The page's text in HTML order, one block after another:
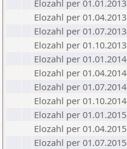
Elozahl per 01.01.2013
Elozahl per 01.04.2013
Elozahl per 01.07.2013
Elozahl per 01.10.2013
Elozahl per 01.01.2014
Elozahl per 01.04.2014
Elozahl per 01.07.2014
Elozahl per 01.10.2014
Elozahl per 01.01.2015
Elozahl per 01.04.2015
Elozahl per 01.07.2015